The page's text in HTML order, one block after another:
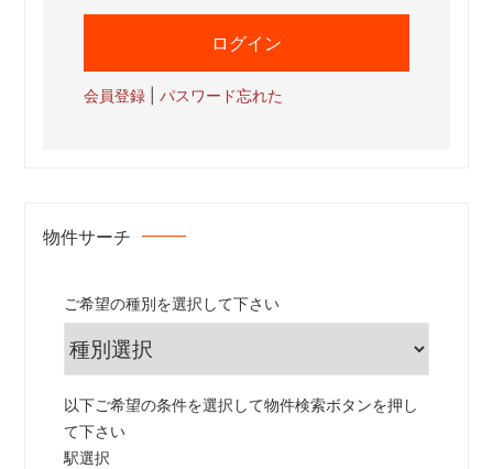
会員登録 |パスワード忘れた
物件サーチ
ご希望の種別を選択して下さい
以下ご希望の条件を選択して物件検索ボタンを押し
て下さい
駅選択